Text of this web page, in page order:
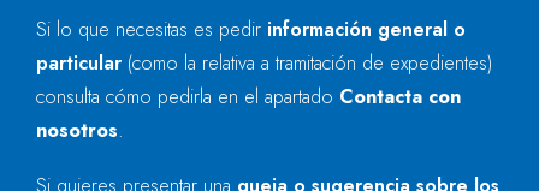
Si lo que necesitas es pedir información general o
particular (como la relativa a tramitación de expedientes)
consulta cómo pedirla en el apartado Contacta con
nosotros.